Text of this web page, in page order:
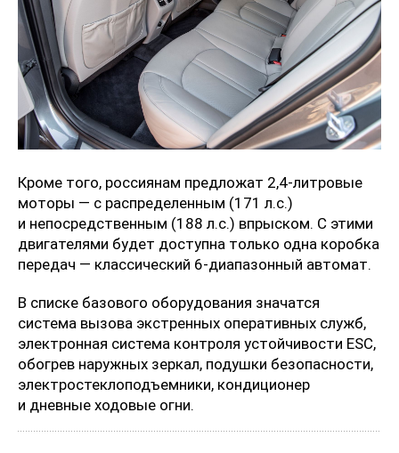
Кроме того, россиянам предложат 2,4-литровые
моторы — с распределенным (171 л.с.)
и непосредственным (188 л.с.) впрыском. С этими
двигателями будет доступна только одна коробка
передач — классический 6-диапазонный автомат.
В списке базового оборудования значатся
система вызова экстренных оперативных служб,
электронная система контроля устойчивости ESC,
обогрев наружных зеркал, подушки безопасности,
электростеклоподъемники, кондиционер
и дневные ходовые огни.